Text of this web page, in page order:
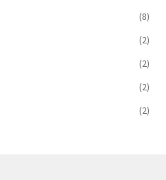
(8)
(2)
(2)
(2)
(2)